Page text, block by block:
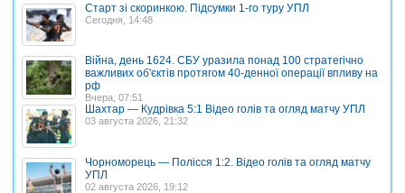
Старт зі скоринкою. Підсумки 1-го туру УПЛ
Сегодня, 14:48
Війна, день 1624. СБУ уразила понад 100 стратегічно
важливих об'єктів протягом 40-денної операції впливу на
рф
Вчера, 07:51
Шахтар — Кудрівка 5:1 Відео голів та огляд матчу УПЛ
03 августа 2026, 21:32
Чорноморець — Полісся 1:2. Відео голів та огляд матчу
УПЛ
02 августа 2026, 19:12